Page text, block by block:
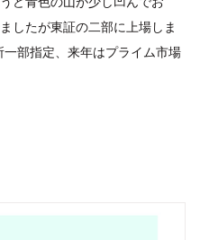
したが東証の二部に上場しま
部指定、来年はプライム市場